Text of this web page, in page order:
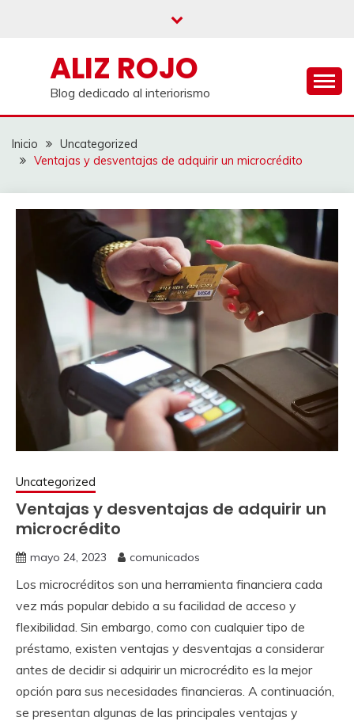
ALIZ ROJO
Blog dedicado al interiorismo
Inicio
Uncategorized
Ventajas y desventajas de adquirir un microcrédito
Uncategorized
Ventajas y desventajas de adquirir un
microcrédito
mayo 24, 2023 comunicados
Los microcréditos son una herramienta financiera cada
vez más popular debido a su facilidad de acceso y
flexibilidad. Sin embargo, como con cualquier tipo de
préstamo, existen ventajas y desventajas a considerar
antes de decidir si adquirir un microcrédito es la mejor
opción para sus necesidades financieras. A continuación,
se presentan algunas de las principales ventajas y